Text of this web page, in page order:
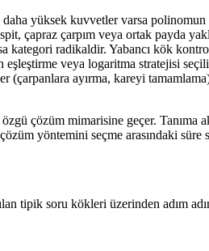
yüksek kuvvetler varsa
çapraz çarpım veya ortak payda
kategori radikaldir. Yabancı kök
veya logaritma stratejisi
(çarpanlara ayırma, kareyi
çözüm mimarisine geçer. Tanıma
yöntemini seçme arasındaki süre
tipik soru kökleri üzerinden adım